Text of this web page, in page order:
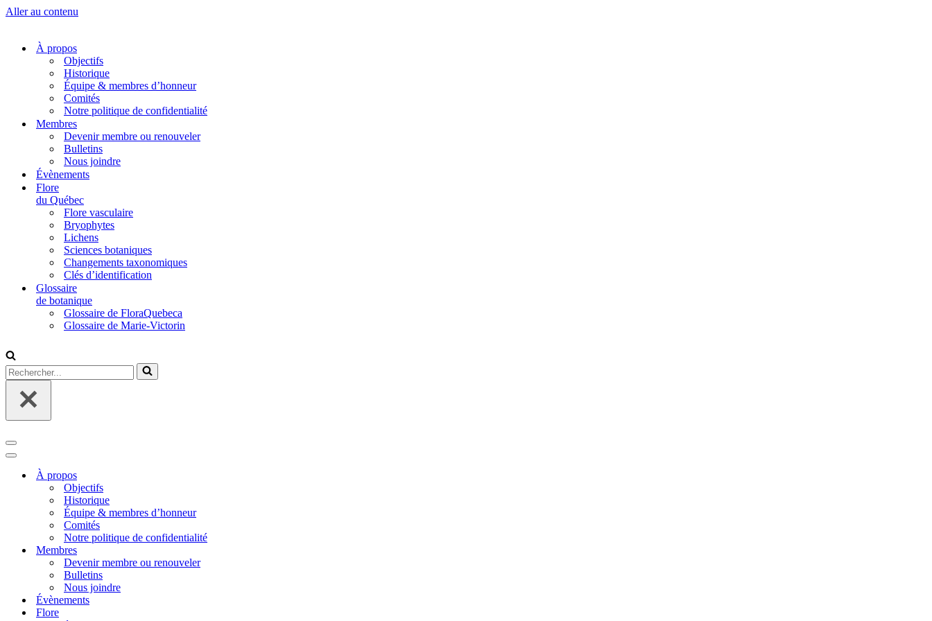
Aller au contenu
À propos
Objectifs
Historique
Équipe & membres d’honneur
Comités
Notre politique de confidentialité
Membres
Devenir membre ou renouveler
Bulletins
Nous joindre
Évènements
Flore
du Québec
Flore vasculaire
Bryophytes
Lichens
Sciences botaniques
Changements taxonomiques
Clés d’identification
Glossaire
de botanique
Glossaire de FloraQuebeca
Glossaire de Marie-Victorin
Rechercher...
Menu
de
navigation
Menu
navigationÀ propos
Objectifs
Historique
Équipe & membres d’honneur
Comités
Notre politique de confidentialité
Membres
Devenir membre ou renouveler
Bulletins
Nous joindre
Évènements
Flore